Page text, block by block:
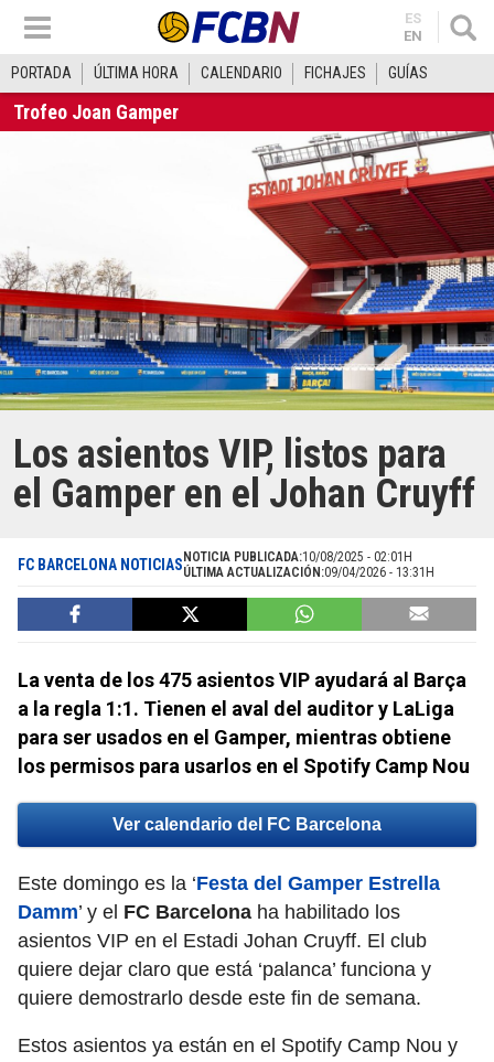
ES
EN
PORTADA ÚLTIMA HORA CALENDARIO FICHAJES GUÍAS
Trofeo Joan Gamper
Los asientos VIP, listos para
el Gamper en el Johan Cruyff
FC BARCELONA NOTICIAS NOTICIA PUBLICADA:10/08/2025 - 02:01H
ÚLTIMA ACTUALIZACIÓN:09/04/2026 - 13:31H
La venta de los 475 asientos VIP ayudará al Barça
a la regla 1:1. Tienen el aval del auditor y LaLiga
para ser usados en el Gamper, mientras obtiene
los permisos para usarlos en el Spotify Camp Nou
Ver calendario del FC Barcelona
Este domingo es la ‘Festa del Gamper Estrella
Damm’ y el FC Barcelona ha habilitado los
asientos VIP en el Estadi Johan Cruyff. El club
quiere dejar claro que está ‘palanca’ funciona y
quiere demostrarlo desde este fin de semana.
Estos asientos ya están en el Spotify Camp Nou y